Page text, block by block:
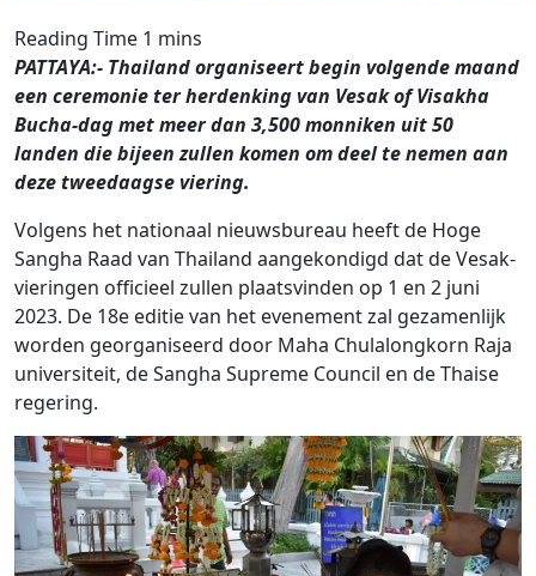
PATTAYA:- Thailand organiseert begin volgende maand
een ceremonie ter herdenking van Vesak of Visakha
Bucha-dag met meer dan 3,500 monniken uit 50
landen die bijeen zullen komen om deel te nemen aan
deze tweedaagse viering.
Volgens het nationaal nieuwsbureau heeft de Hoge
Sangha Raad van Thailand aangekondigd dat de Vesak-
vieringen officieel zullen plaatsvinden op 1 en 2 juni
2023. De 18e editie van het evenement zal gezamenlijk
worden georganiseerd door Maha Chulalongkorn Raja
universiteit, de Sangha Supreme Council en de Thaise
regering.